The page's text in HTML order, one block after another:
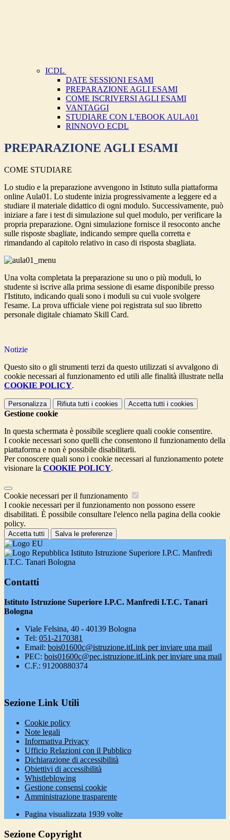
ICDL
DATE SESSIONI ESAMI
PREPARAZIONE AGLI ESAMI
COME ISCRIVERSI AGLI ESAMI
VANTAGGI
STUDIARE CON L'EBOOK AULA01
RINNOVO ECDL
PREPARAZIONE AGLI ESAMI
COME STUDIARE
Lo studio e la preparazione avvengono in Istituto sulla piattaforma
online Aula01. Lo studente inizia progressivamente a leggere ed a
studiare il materiale didattico di ogni modulo. Successivamente, può
iniziare a fare i test di simulazione sul quel modulo, per verificare la
propria preparazione. Ogni simulazione fornisce il resoconto anche
sulle risposte sbagliate, indicando sempre quella corretta e
rimandando al capitolo relativo in caso di risposta sbagliata.
Una volta completata la preparazione su uno o più moduli, lo
studente si iscrive alla prima sessione di esame disponibile presso
l'Istituto, indicando quali sono i moduli su cui vuole svolgere
l'esame. La prova ufficiale viene poi registrata sul suo libretto
personale digitale chiamato Skill Card.
Notizie
Questo sito o gli strumenti terzi da questo utilizzati si avvalgono di
cookie necessari al funzionamento ed utili alle finalità illustrate nella
COOKIE POLICY.
Personalizza Rifiuta tutti i cookies Accetta tutti i cookies
Gestione cookie
In questa schermata è possibile scegliere quali cookie consentire.
I cookie necessari sono quelli che consentono il funzionamento della
piattaforma e non è possibile disabilitarli.
Per conoscere quali sono i cookie necessari al funzionamento potete
visionare la COOKIE POLICY.
Cookie necessari per il funzionamento
I cookie necessari per il funzionamento non possono essere
disabilitati. È possibile consultare l'elenco nella pagina della cookie
policy.
Accetta tutti Salva le preferenze
Istituto Istruzione Superiore I.P.C. Manfredi
I.T.C. Tanari Bologna
Contatti
Istituto Istruzione Superiore I.P.C. Manfredi I.T.C. Tanari
Bologna
Viale Felsina, 40 - 40139 Bologna
Tel: 051-2170381
Email: bois01600c@istruzione.itLink per inviare una mail
PEC: bois01600c@pec.istruzione.itLink per inviare una mail
C.F.: 91200880374
Sezione Link Utili
Cookie policy
Note legali
Informativa Privacy
Ufficio Relazioni con il Pubblico
Dichiarazione di accessibilità
Obiettivi di accessibilità
Whistleblowing
Gestione consensi cookie
Amministrazione trasparente
Pagina visualizzata 1939 volte
Sezione Copyright